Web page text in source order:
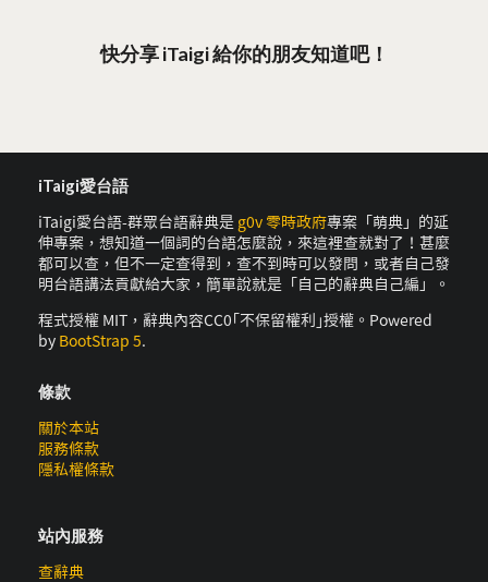
快分享 iTaigi 給你的朋友知道吧！
iTaigi愛台語
iTaigi愛台語-群眾台語辭典是 g0v 零時政府專案「萌典」的延
伸專案，想知道一個詞的台語怎麼說，來這裡查就對了！甚麼
都可以查，但不一定查得到，查不到時可以發問，或者自己發
明台語講法貢獻給大家，簡單說就是「自己的辭典自己編」。
程式授權 MIT，辭典內容CC0｢不保留權利｣授權。Powered
by BootStrap 5.
條款
關於本站
服務條款
隱私權條款
站內服務
查辭典